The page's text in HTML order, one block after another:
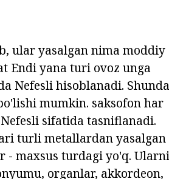
ular yasalgan nima moddiy
Endi yana turi ovoz unga
Nefesli hisoblanadi.
mumkin. saksofon har
sifatida tasniflanadi.
turli metallardan yasalgan
maxsus turdagi yo'q. Ularni
organlar, akkordeon,